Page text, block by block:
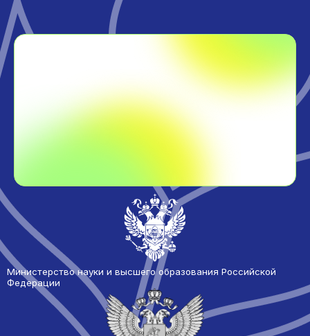
Министерство науки и высшего образования Российской
Федерации